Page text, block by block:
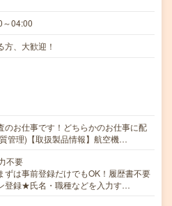
04:00
、大歓迎！
のお仕事です！どちらかのお仕事に配
管理)【取扱製品情報】航空機…
不要
は事前登録だけでもOK！履歴書不要
登録★氏名・職種などを入力す…